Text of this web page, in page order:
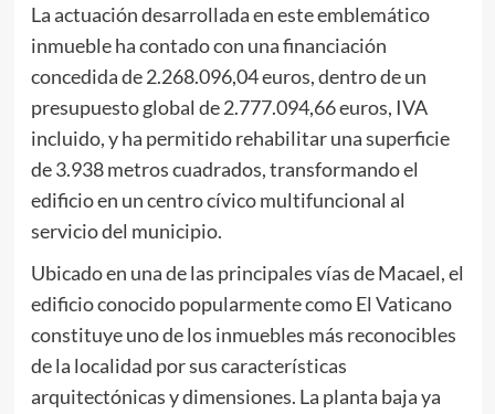
La actuación desarrollada en este emblemático
inmueble ha contado con una financiación
concedida de 2.268.096,04 euros, dentro de un
presupuesto global de 2.777.094,66 euros, IVA
incluido, y ha permitido rehabilitar una superficie
de 3.938 metros cuadrados, transformando el
edificio en un centro cívico multifuncional al
servicio del municipio.
Ubicado en una de las principales vías de Macael, el
edificio conocido popularmente como El Vaticano
constituye uno de los inmuebles más reconocibles
de la localidad por sus características
arquitectónicas y dimensiones. La planta baja ya